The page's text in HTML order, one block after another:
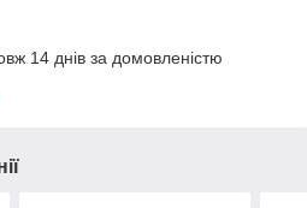
14 днів за домовленістю